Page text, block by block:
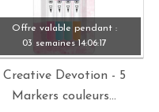
Offre valable pendant :
03 semaines
14:06:15
Creative Devotion - 5
Markers couleurs...